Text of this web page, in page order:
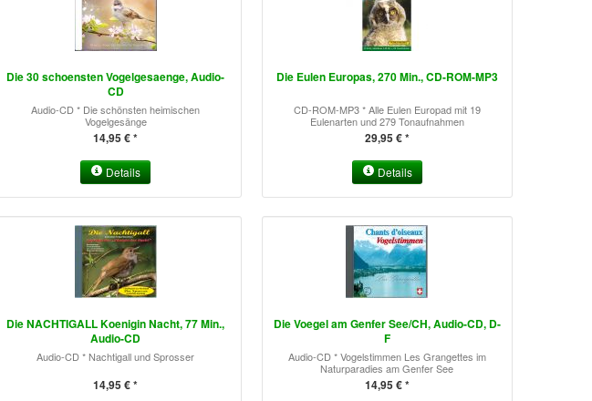
Die 30 schoensten Vogelgesaenge, Audio-
CD
Audio-CD * Die schönsten heimischen
Vogelgesänge
14,95 € *
Details
Die Eulen Europas, 270 Min., CD-ROM-MP3
CD-ROM-MP3 * Alle Eulen Europad mit 19
Eulenarten und 279 Tonaufnahmen
29,95 € *
Details
Die NACHTIGALL Koenigin Nacht, 77 Min.,
Audio-CD
Audio-CD * Nachtigall und Sprosser
14,95 € *
Die Voegel am Genfer See/CH, Audio-CD, D-
F
Audio-CD * Vogelstimmen Les Grangettes im
Naturparadies am Genfer See
14,95 € *